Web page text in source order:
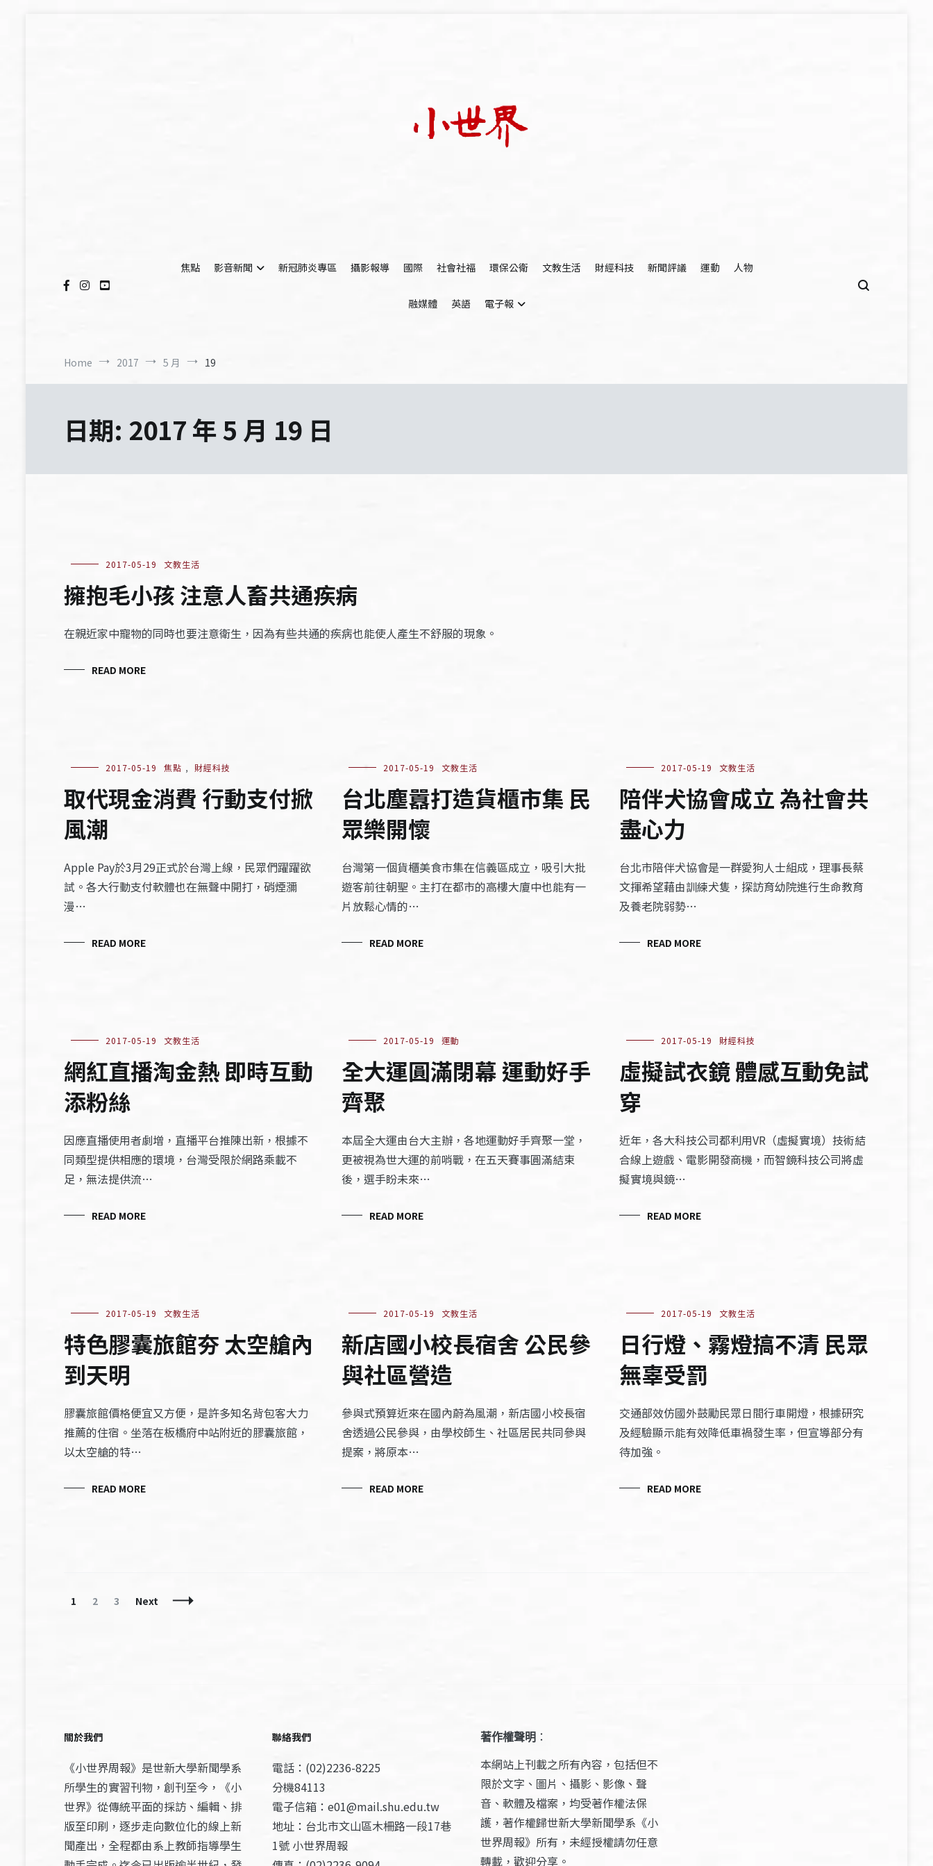
焦點
影音新聞 新冠肺炎專區 攝影報導 國際 社會社福 環保公衛 文教生活 財經科技 新聞評議 運動 人物
融媒體 英語 電子報
Home 2017 5 月 19
日期: 2017 年 5 月 19 日
2017-05-19 文教生活
擁抱毛小孩 注意人畜共通疾病
在親近家中寵物的同時也要注意衛生，因為有些共通的疾病也能使人產生不舒服的現象。
READ MORE
2017-05-19 焦點 , 財經科技
取代現金消費 行動支付掀
風潮
Apple Pay於3月29正式於台灣上線，民眾們躍躍欲
試。各大行動支付軟體也在無聲中開打，硝煙瀰
漫…
READ MORE
2017-05-19 文教生活
台北塵囂打造貨櫃市集 民
眾樂開懷
台灣第一個貨櫃美食市集在信義區成立，吸引大批
遊客前往朝聖。主打在都市的高樓大廈中也能有一
片放鬆心情的…
READ MORE
2017-05-19 文教生活
陪伴犬協會成立 為社會共
盡心力
台北市陪伴犬協會是一群愛狗人士組成，理事長蔡
文揮希望藉由訓練犬隻，探訪育幼院進行生命教育
及養老院弱勢…
READ MORE
2017-05-19 文教生活
網紅直播淘金熱 即時互動
添粉絲
因應直播使用者劇增，直播平台推陳出新，根據不
同類型提供相應的環境，台灣受限於網路乘載不
足，無法提供流…
READ MORE
2017-05-19 運動
全大運圓滿閉幕 運動好手
齊聚
本屆全大運由台大主辦，各地運動好手齊聚一堂，
更被視為世大運的前哨戰，在五天賽事圓滿結束
後，選手盼未來…
READ MORE
2017-05-19 財經科技
虛擬試衣鏡 體感互動免試
穿
近年，各大科技公司都利用VR（虛擬實境）技術結
合線上遊戲、電影開發商機，而智鏡科技公司將虛
擬實境與鏡…
READ MORE
2017-05-19 文教生活
特色膠囊旅館夯 太空艙內
到天明
膠囊旅館價格便宜又方便，是許多知名背包客大力
推薦的住宿。坐落在板橋府中站附近的膠囊旅館，
以太空艙的特…
READ MORE
2017-05-19 文教生活
新店國小校長宿舍 公民參
與社區營造
參與式預算近來在國內蔚為風潮，新店國小校長宿
舍透過公民參與，由學校師生、社區居民共同參與
提案，將原本…
READ MORE
2017-05-19 文教生活
日行燈、霧燈搞不清 民眾
無辜受罰
交通部效仿國外鼓勵民眾日間行車開燈，根據研究
及經驗顯示能有效降低車禍發生率，但宣導部分有
待加強。
READ MORE
Posts
Page
1 Page
2 Page
3 Next
關於我們
《小世界周報》是世新大學新聞學系
所學生的實習刊物，創刊至今，《小
世界》從傳統平面的採訪、編輯、排
版至印刷，逐步走向數位化的線上新
聞產出，全程都由系上教師指導學生
聯絡我們
電話：(02)2236-8225
分機84113
電子信箱：e01@mail.shu.edu.tw
地址：台北市文山區木柵路一段17巷
1號 小世界周報
著作權聲明 ：
本網站上刊載之所有內容，包括但不
限於文字、圖片、攝影、影像、聲
音、軟體及檔案，均受著作權法保
護，著作權歸世新大學新聞學系《小
世界周報》所有，未經授權請勿任意
轉載，歡迎分享。